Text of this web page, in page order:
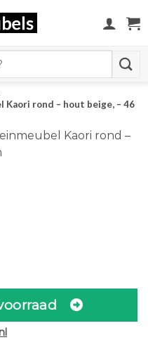
Kaori rond – hout beige, – 46